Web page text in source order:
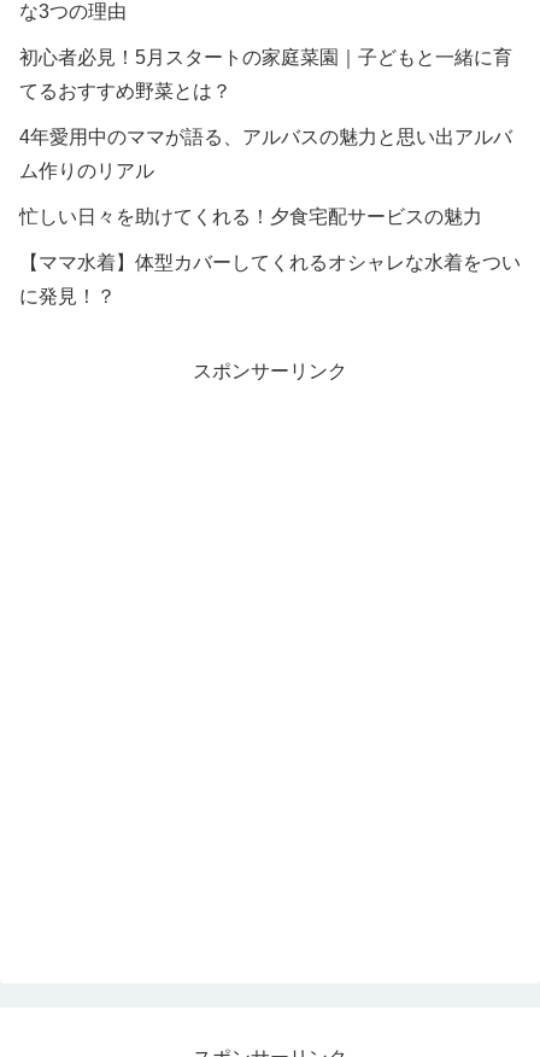
な3つの理由
初心者必見！5月スタートの家庭菜園｜子どもと一緒に育
てるおすすめ野菜とは？
4年愛用中のママが語る、アルバスの魅力と思い出アルバ
ム作りのリアル
忙しい日々を助けてくれる！夕食宅配サービスの魅力
【ママ水着】体型カバーしてくれるオシャレな水着をつい
に発見！？
スポンサーリンク